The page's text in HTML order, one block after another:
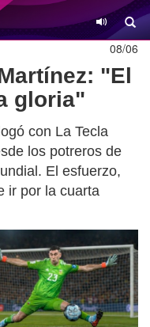
08/06
"El
gloria"
con La Tecla
los potreros de
El esfuerzo,
ir por la cuarta